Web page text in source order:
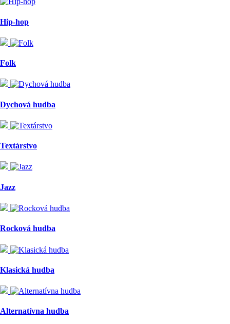
Hip-hop
Folk
Dychová hudba
Textárstvo
Jazz
Rocková hudba
Klasická hudba
Alternatívna hudba